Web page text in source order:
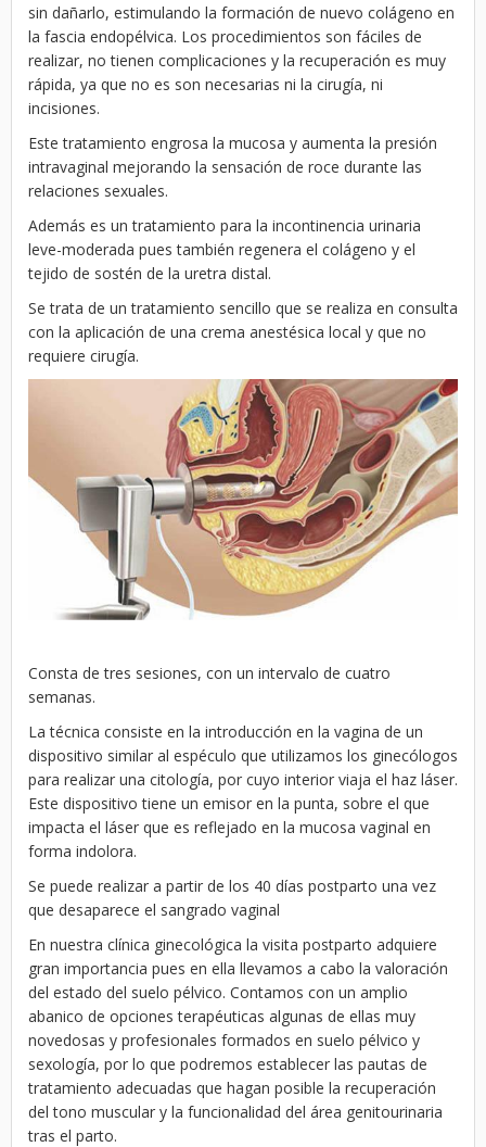
sin dañarlo, estimulando la formación de nuevo colágeno en
la fascia endopélvica. Los procedimientos son fáciles de
realizar, no tienen complicaciones y la recuperación es muy
rápida, ya que no es son necesarias ni la cirugía, ni
incisiones.
Este tratamiento engrosa la mucosa y aumenta la presión
intravaginal mejorando la sensación de roce durante las
relaciones sexuales.
Además es un tratamiento para la incontinencia urinaria
leve-moderada pues también regenera el colágeno y el
tejido de sostén de la uretra distal.
Se trata de un tratamiento sencillo que se realiza en consulta
con la aplicación de una crema anestésica local y que no
requiere cirugía.
Consta de tres sesiones, con un intervalo de cuatro
semanas.
La técnica consiste en la introducción en la vagina de un
dispositivo similar al espéculo que utilizamos los ginecólogos
para realizar una citología, por cuyo interior viaja el haz láser.
Este dispositivo tiene un emisor en la punta, sobre el que
impacta el láser que es reflejado en la mucosa vaginal en
forma indolora.
Se puede realizar a partir de los 40 días postparto una vez
que desaparece el sangrado vaginal
En nuestra clínica ginecológica la visita postparto adquiere
gran importancia pues en ella llevamos a cabo la valoración
del estado del suelo pélvico. Contamos con un amplio
abanico de opciones terapéuticas algunas de ellas muy
novedosas y profesionales formados en suelo pélvico y
sexología, por lo que podremos establecer las pautas de
tratamiento adecuadas que hagan posible la recuperación
del tono muscular y la funcionalidad del área genitourinaria
tras el parto.